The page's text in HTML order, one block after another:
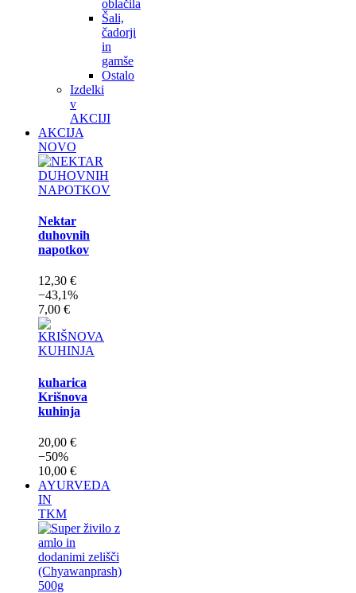
oblačila
Šali,
čadorji
in
gamše
Ostalo
Izdelki
v
AKCIJI
AKCIJA
NOVO
Nektar
duhovnih
napotkov
12,30 €
−43,1%
7,00 €
kuharica
Krišnova
kuhinja
20,00 €
−50%
10,00 €
AYURVEDA
IN
TKM